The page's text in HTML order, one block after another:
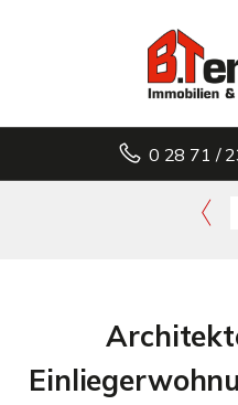
0 28 71 /